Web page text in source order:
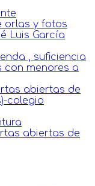
orlas y fotos
Luis García
, suficiencia
con menores a
abiertas de
colegio
abiertas de